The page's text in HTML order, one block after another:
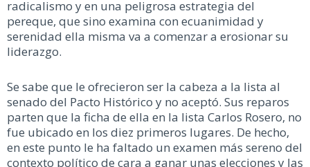
radicalismo y en una peligrosa estrategia del
pereque, que sino examina con ecuanimidad y
serenidad ella misma va a comenzar a erosionar su
liderazgo.
Se sabe que le ofrecieron ser la cabeza a la lista al
senado del Pacto Histórico y no aceptó. Sus reparos
parten que la ficha de ella en la lista Carlos Rosero, no
fue ubicado en los diez primeros lugares. De hecho,
en este punto le ha faltado un examen más sereno del
contexto político de cara a ganar unas elecciones y las